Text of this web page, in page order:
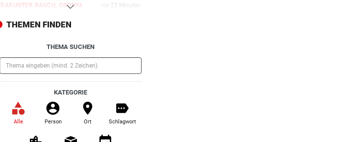
DARUNTER RAUCH, OBONYA vor 22 Minuten
Wien: Männer protestierten gegen
Gewalt an Frauen
OBERÖSTERREICH
„Wer will mich?“: Diese Tiere
haben kein Zuhause
BEWAFFNETER ÜBERFALL
Dorotheum: Räuber ließ Beute im
Geschäft zurück
US-GRENZER NEUGIERIG vor 30 Minuten
THEMEN FINDEN
THEMA SUCHEN
KATEGORIE
Alle Person Ort Schlagwort